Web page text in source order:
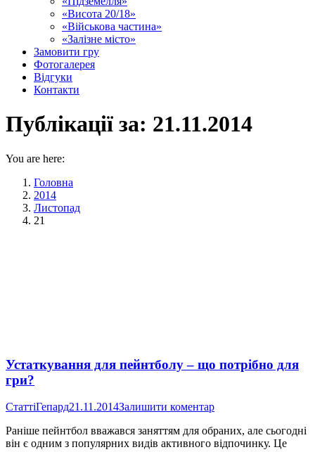
«Висота 20/18»
«Військова частина»
«Залізне місто»
Замовити гру
Фотогалерея
Відгуки
Контакти
Публікації за: 21.11.2014
You are here:
Головна
2014
Листопад
21
Устаткування для пейнтболу – що потрібно для
гри?
СтаттіГепард21.11.2014Залишити коментар
Раніше пейнтбол вважався заняттям для обраних, але сьогодні
він є одним з популярних видів активного відпочинку. Це